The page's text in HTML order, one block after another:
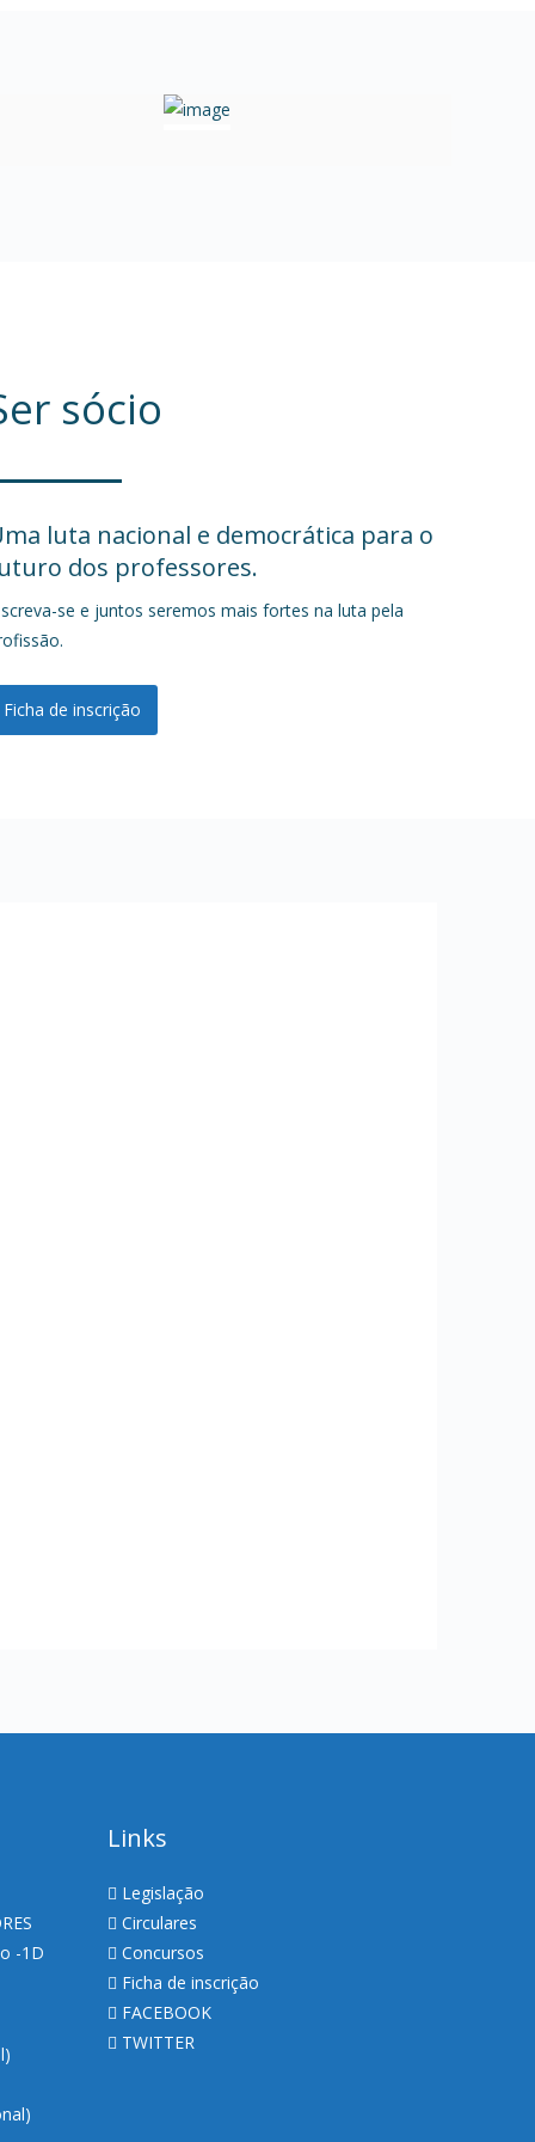
sócio
luta nacional e democrática para o
dos professores.
se e juntos seremos mais fortes na luta pela
Ficha de inscrição
-1D
Links
Legislação
Circulares
Concursos
Ficha de inscrição
FACEBOOK
TWITTER